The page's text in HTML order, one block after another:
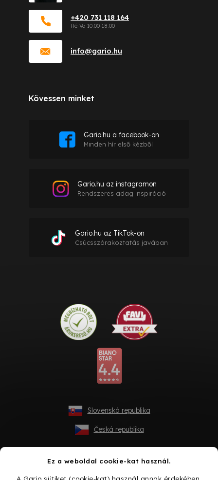
Ez a weboldal cookie-kat használ.
A Gario sütiket (cookie-kat) használ annak érdekében,
info@gario.hu
+420 731 118 164
Kövessen minket
Gario.hu a facebook-on
Minden hír első kézből
Gario.hu az instagramon
Rendszeres adag inspiráció
Gario.hu az TikTok-on
Csúcsszórakoztatás javában
Slovenská republika
Česká republika